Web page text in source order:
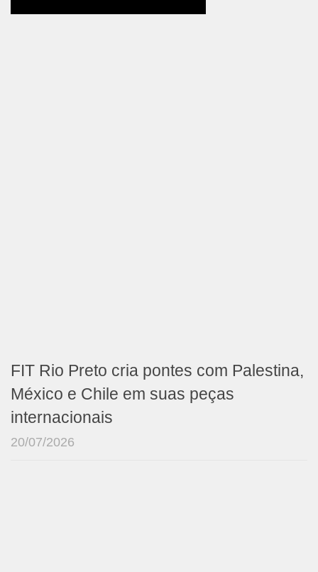
FIT Rio Preto cria pontes com Palestina,
México e Chile em suas peças
internacionais
20/07/2026